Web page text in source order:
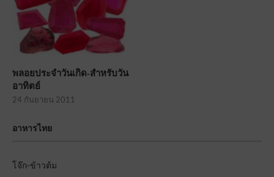
พลอยประจำวันเกิด-สำหรับวัน
อาทิตย์
24 กันยายน 2011
อาหารไทย
โจ๊ก-ข้าวต้ม